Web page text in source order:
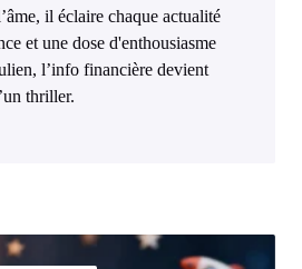
il éclaire chaque actualité
et une dose d'enthousiasme
l’info financière devient
thriller.